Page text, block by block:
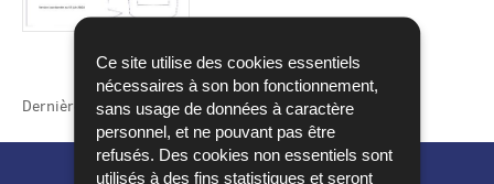
Ce site utilise des cookies essentiels
nécessaires à son bon fonctionnement,
sans usage de données à caractère
personnel, et ne pouvant pas être
refusés. Des cookies non essentiels sont
utilisés à des fins statistiques et seront
Dernière mise à jour21/12/2018